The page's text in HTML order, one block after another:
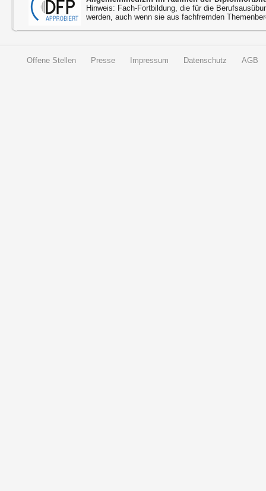
Hinweis: Fach-Fortbildung, die für die
werden, auch wenn sie aus fachfremden
Offene Stellen Presse Impressum Datenschutz AGB